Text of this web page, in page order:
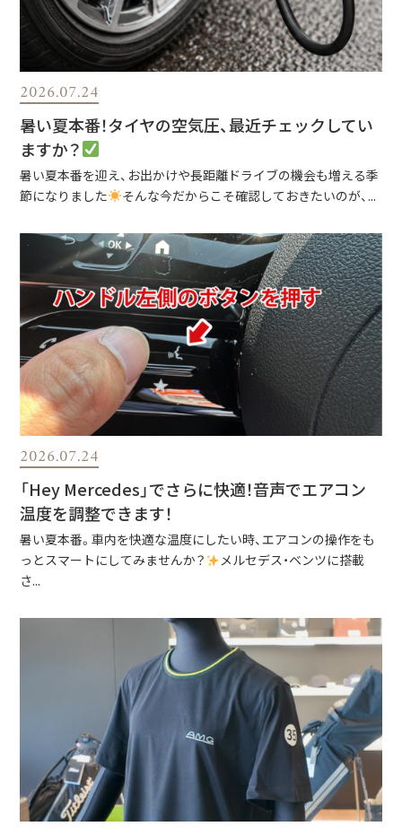
2026.07.24
暑い夏本番！タイヤの空気圧、最近チェックしてい
ますか？
暑い夏本番を迎え、お出かけや長距離ドライブの機会も増える季
節になりました
そんな今だからこそ確認しておきたいのが、...
2026.07.24
「Hey Mercedes」でさらに快適！音声でエアコン
温度を調整できます！
暑い夏本番。車内を快適な温度にしたい時、エアコンの操作をも
っとスマートにしてみませんか？
メルセデス・ベンツに搭載
さ...